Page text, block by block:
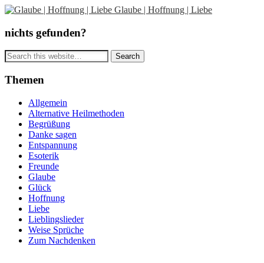
Glaube | Hoffnung | Liebe
nichts gefunden?
Themen
Allgemein
Alternative Heilmethoden
Begrüßung
Danke sagen
Entspannung
Esoterik
Freunde
Glaube
Glück
Hoffnung
Liebe
Lieblingslieder
Weise Sprüche
Zum Nachdenken